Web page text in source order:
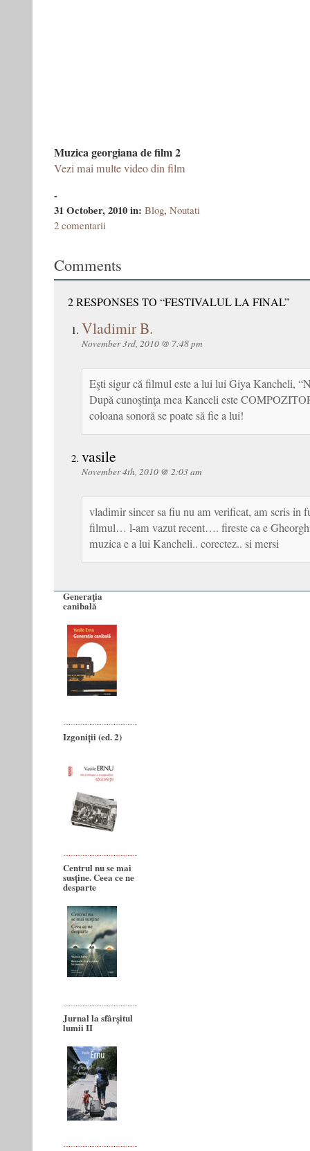
Muzica georgiana de film 2
Vezi mai multe video din film
-
31 October, 2010in: Blog, Noutati
2 comentarii
Comments
2 RESPONSES TO “FESTIVALUL LA FINAL”
Vladimir B.
November 3rd, 2010 @ 7:48 pm
Eşti sigur că filmul este a lui lui Giya Kancheli,
După cunoştinţa mea Kanceli este
coloana sonoră se poate să fie a lui!
vasile
November 4th, 2010 @ 2:03 am
vladimir sincer sa fiu nu am verificat, am scris in
filmul… l-am vazut recent…. fireste ca e
muzica e a lui Kancheli.. corectez.. si mersi
Generaţia
canibală
Izgoniții (ed. 2)
Centrul nu se mai
susține. Ceea ce ne
desparte
Jurnal la sfârșitul
lumii II